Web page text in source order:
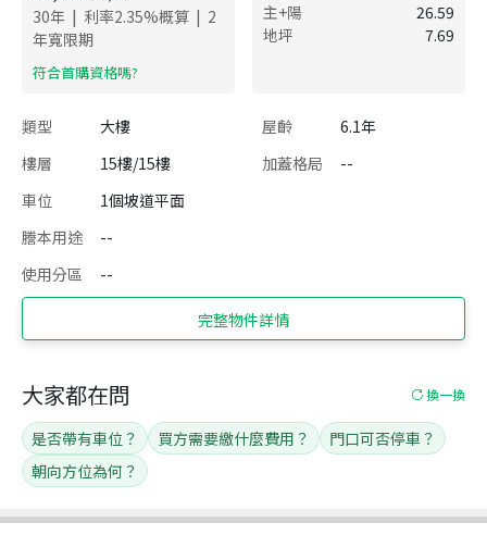
30年 | 利率2.35%概算 | 2
年寬限期
​符合首購資格嗎?
主+陽
26.59
地坪
7.69
類型 大樓 屋齡
6.1年
樓層
15樓/15樓 加蓋格局
--
車位
1個坡道平面
謄本用途
--
使用分區
--
完整物件詳情
大家都在問 換一換
是否帶有車位？ 買方需要繳什麼費用？
門口可否停車？
朝向方位為何？